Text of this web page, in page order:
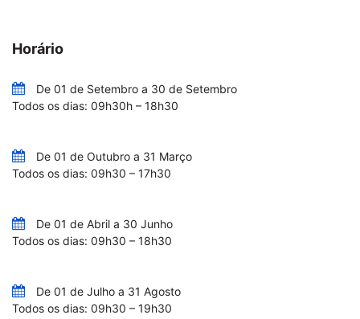
Horário
De 01 de Setembro a 30 de Setembro
Todos os dias: 09h30h – 18h30
De 01 de Outubro a 31 Março
Todos os dias: 09h30 – 17h30
De 01 de Abril a 30 Junho
Todos os dias: 09h30 – 18h30
De 01 de Julho a 31 Agosto
Todos os dias: 09h30 – 19h30